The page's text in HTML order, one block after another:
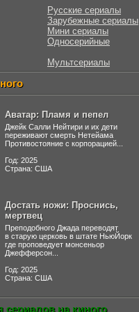
Русские сериалы
Зарубежные сериалы
Мини сериалы
Односерийные
Мультсериалы
Аватар: Пламя и пепел
Джейк Салли Нейтири и их дети
переживают смерть Нетейама
Противостояние с корпорацией...
Год: 2025
Страна: США
Достать ножи: Проснись,
мертвец
Преподобного Джада переводят
в старую церковь в штате НьюЙорк
где проповедует монсеньор
Джефферсон...
Год: 2025
Страна: США
на киного